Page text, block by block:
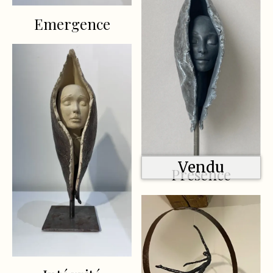
Emergence
Vendu
Présence